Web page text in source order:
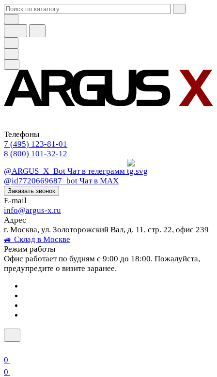
Телефоны
7 (495) 123-81-01
8 (800) 101-32-12
@ARGUS_X_Bot Чат в телеграмм
@id7720669687_bot Чат в МАХ
Заказать звонок
E-mail
info@argus-x.ru
Адрес
г. Москва, ул. Золоторожский Вал, д. 11, стр. 22, офис 239
🚙 Склад в Москве
Режим работы
Офис работает по будням с 9:00 до 18:00. Пожалуйста,
предупредите о визите заранее.
0
0